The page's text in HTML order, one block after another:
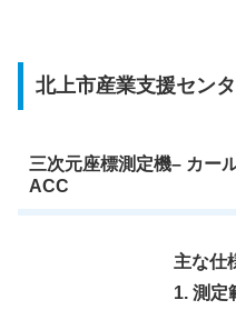
北上市産業支援セン
三次元座標測定機– カー
ACC
主な仕
1. 測定